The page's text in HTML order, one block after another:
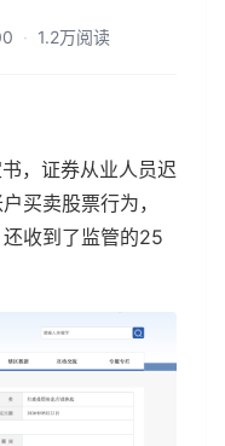
· 1.2万阅读
，证券从业人员迟
买卖股票行为，
收到了监管的25